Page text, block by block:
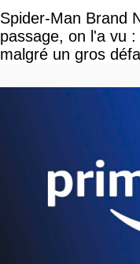
Spider-Man Brand
passage, on l'a vu
malgré un gros